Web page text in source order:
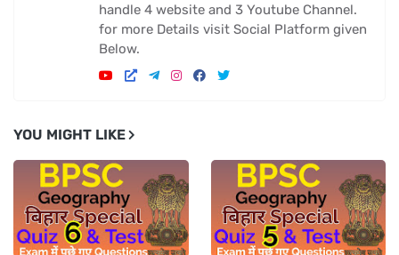
handle 4 website and 3 Youtube Channel.
for more Details visit Social Platform given
Below.
YOU MIGHT LIKE